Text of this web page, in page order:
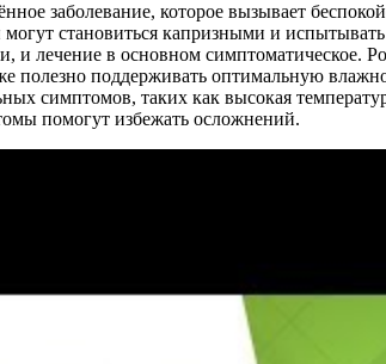
заболевание, которое вызывает
становиться капризными и
и лечение в основном симптоматическое.
полезно поддерживать оптимальную
симптомов, таких как высокая
помогут избежать осложнений.